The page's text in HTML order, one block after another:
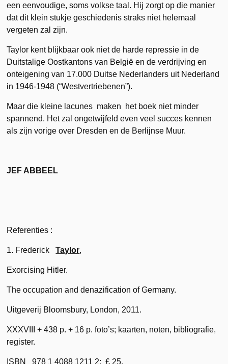
een eenvoudige, soms volkse taal. Hij zorgt op die manier
dat dit klein stukje geschiedenis straks niet helemaal
vergeten zal zijn.
Taylor kent blijkbaar ook niet de harde repressie in de
Duitstalige Oostkantons van België en de verdrijving en
onteigening van 17.000 Duitse Nederlanders uit Nederland
in 1946-1948 (“Westvertriebenen”).
Maar die kleine lacunes maken het boek niet minder
spannend. Het zal ongetwijfeld even veel succes kennen
als zijn vorige over Dresden en de Berlijnse Muur.
JEF ABBEEL
Referenties :
1. FrederickTaylor,
Exorcising Hitler.
The occupation and denazification of Germany.
Uitgeverij Bloomsbury, London, 2011.
XXXVIII + 438 p. + 16 p. foto’s; kaarten, noten, bibliografie,
register.
ISBN 978 1 4088 1211 2; £ 25.